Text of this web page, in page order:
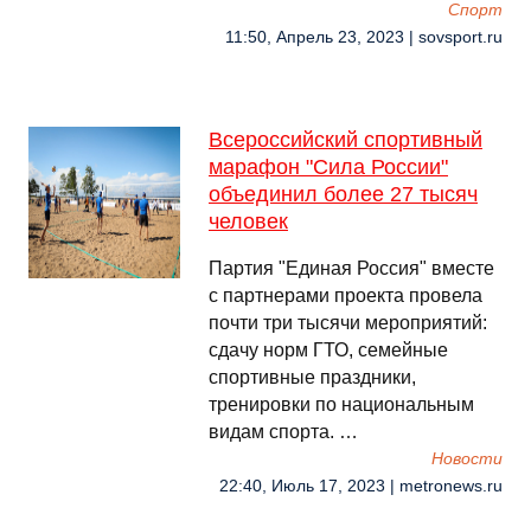
Спорт
11:50, Апрель 23, 2023 | sovsport.ru
Всероссийский спортивный
марафон "Сила России"
объединил более 27 тысяч
человек
Партия "Единая Россия" вместе
с партнерами проекта провела
почти три тысячи мероприятий:
сдачу норм ГТО, семейные
спортивные праздники,
тренировки по национальным
видам спорта. …
Новости
22:40, Июль 17, 2023 | metronews.ru